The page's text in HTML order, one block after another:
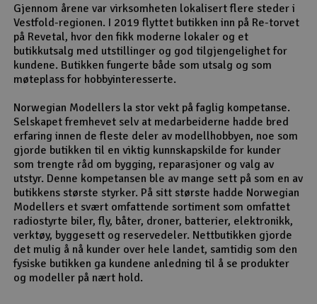
Gjennom årene var virksomheten lokalisert flere steder i
Vestfold-regionen. I 2019 flyttet butikken inn på Re-torvet
på Revetal, hvor den fikk moderne lokaler og et
butikkutsalg med utstillinger og god tilgjengelighet for
kundene. Butikken fungerte både som utsalg og som
møteplass for hobbyinteresserte.
Norwegian Modellers la stor vekt på faglig kompetanse.
Selskapet fremhevet selv at medarbeiderne hadde bred
erfaring innen de fleste deler av modellhobbyen, noe som
gjorde butikken til en viktig kunnskapskilde for kunder
som trengte råd om bygging, reparasjoner og valg av
utstyr. Denne kompetansen ble av mange sett på som en av
butikkens største styrker. På sitt største hadde Norwegian
Modellers et svært omfattende sortiment som omfattet
radiostyrte biler, fly, båter, droner, batterier, elektronikk,
verktøy, byggesett og reservedeler. Nettbutikken gjorde
det mulig å nå kunder over hele landet, samtidig som den
fysiske butikken ga kundene anledning til å se produkter
og modeller på nært hold.